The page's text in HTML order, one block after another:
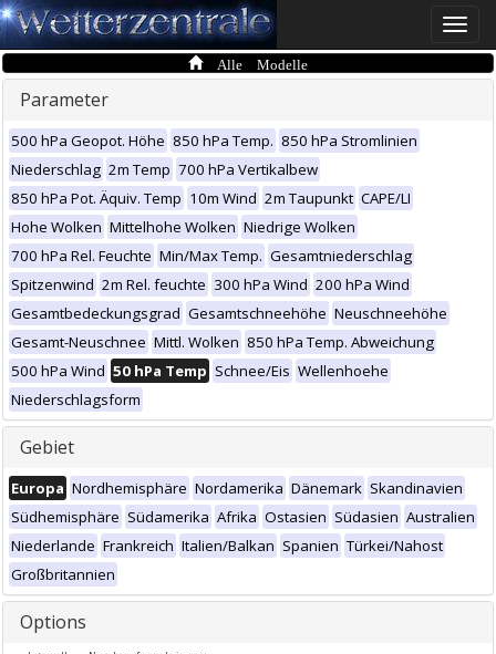
Toggle
Alle Modelle
Parameter
500 hPa Geopot. Höhe 850 hPa Temp. 850 hPa Stromlinien
Niederschlag 2m Temp 700 hPa Vertikalbew
850 hPa Pot. Äquiv. Temp 10m Wind 2m Taupunkt CAPE/LI
Hohe Wolken Mittelhohe Wolken Niedrige Wolken
700 hPa Rel. Feuchte Min/Max Temp. Gesamtniederschlag
Spitzenwind 2m Rel. feuchte 300 hPa Wind 200 hPa Wind
Gesamtbedeckungsgrad Gesamtschneehöhe Neuschneehöhe
Gesamt-Neuschnee Mittl. Wolken 850 hPa Temp. Abweichung
500 hPa Wind 50 hPa Temp Schnee/Eis Wellenhoehe
Niederschlagsform
Gebiet
Europa Nordhemisphäre Nordamerika Dänemark Skandinavien
Südhemisphäre Südamerika Afrika Ostasien Südasien Australien
Niederlande Frankreich Italien/Balkan Spanien Türkei/Nahost
Großbritannien
Options